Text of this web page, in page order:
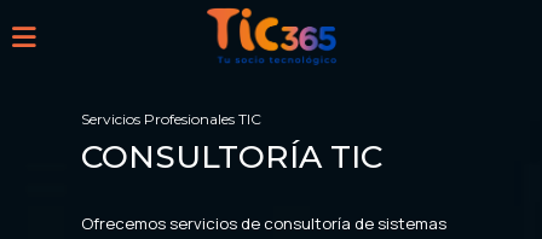
Servicios Profesionales TIC
CONSULTORÍA TIC
Ofrecemos servicios de consultoría de sistemas